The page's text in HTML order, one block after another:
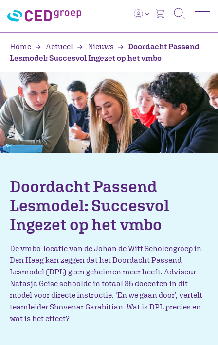
Home Actueel Nieuws
Doordacht Passend
Lesmodel: Succesvol Ingezet op het vmbo
Doordacht Passend
Lesmodel: Succesvol
Ingezet op het vmbo
De vmbo-locatie van de Johan de Witt Scholengroep in
Den Haag kan zeggen dat het Doordacht Passend
Lesmodel (DPL) geen geheimen meer heeft. Adviseur
Natasja Geise schoolde in totaal 35 docenten in dit
model voor directe instructie. ‘En we gaan door’, vertelt
teamleider Shovenar Garabitian. Wat is DPL precies en
wat is het effect?